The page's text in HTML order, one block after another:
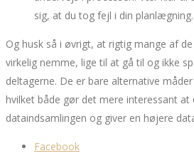
sig, at du tog fejl i din planlægning.
Og husk så i øvrigt, at rigtig mange af
virkelig nemme, lige til at gå til og ikke
deltagerne. De er bare alternative
hvilket både gør det mere interessant at
dataindsamlingen og giver en højere
Facebook